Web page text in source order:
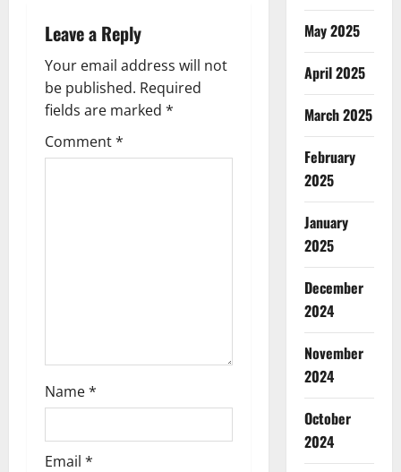
v
i
g
a
t
Leave a Reply
Your email address will not
be published. Required
fields are marked *
Comment*
Name*
Email *
May 2025
April 2025
March 2025
February
2025
January
2025
December
2024
November
2024
October
2024